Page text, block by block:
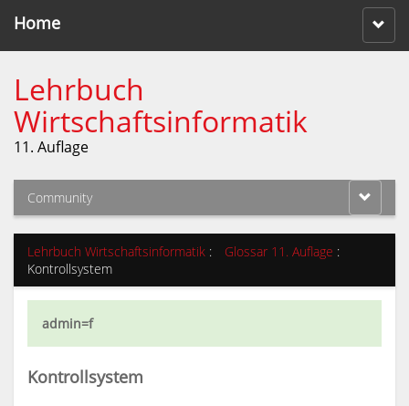
Home
Lehrbuch
Wirtschaftsinformatik
11. Auflage
Community
Lehrbuch Wirtschaftsinformatik : Glossar 11. Auflage :
Kontrollsystem
admin=f
Kontrollsystem